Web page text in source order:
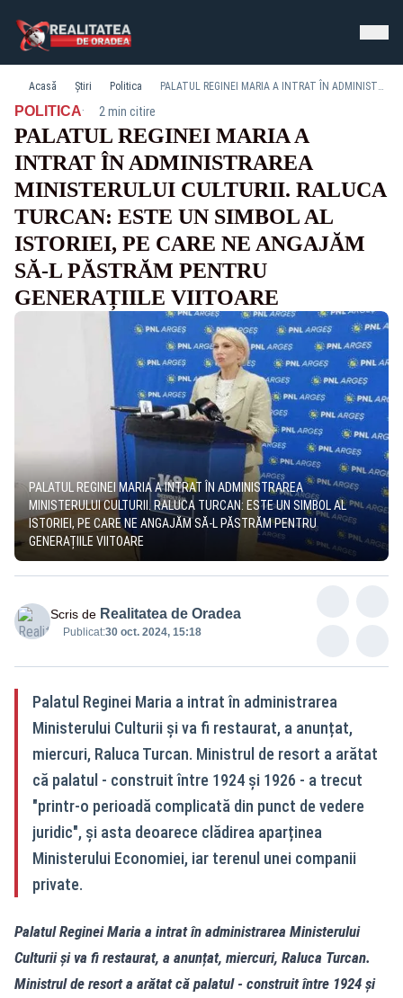
Acasă Știri Politica PALATUL REGINEI MARIA A INTRAT ÎN ADMINISTRAREA MINISTERULUI CULTURII. RALUCA TURCAN: ESTE UN SIMBOL AL ISTORIEI, PE CARE NE ANGAJĂM SĂ-L PĂSTRĂM PENTRU GENERAȚIILE VIITOARE
POLITICA· 2 min citire
PALATUL REGINEI MARIA A
INTRAT ÎN ADMINISTRAREA
MINISTERULUI CULTURII. RALUCA
TURCAN: ESTE UN SIMBOL AL
ISTORIEI, PE CARE NE ANGAJĂM
SĂ-L PĂSTRĂM PENTRU
GENERAȚIILE VIITOARE
PALATUL REGINEI MARIA A INTRAT ÎN ADMINISTRAREA
MINISTERULUI CULTURII. RALUCA TURCAN: ESTE UN SIMBOL AL
ISTORIEI, PE CARE NE ANGAJĂM SĂ-L PĂSTRĂM PENTRU
GENERAȚIILE VIITOARE
Scris de Realitatea de Oradea
Publicat:30 oct. 2024, 15:18
Palatul Reginei Maria a intrat în administrarea
Ministerului Culturii și va fi restaurat, a anunțat,
miercuri, Raluca Turcan. Ministrul de resort a arătat
că palatul - construit între 1924 și 1926 - a trecut
"printr-o perioadă complicată din punct de vedere
juridic", și asta deoarece clădirea aparținea
Ministerului Economiei, iar terenul unei companii
private.
Palatul Reginei Maria a intrat în administrarea Ministerului
Culturii și va fi restaurat, a anunțat, miercuri, Raluca Turcan.
Ministrul de resort a arătat că palatul - construit între 1924 și